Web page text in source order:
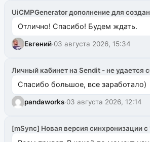
UiCMPGenerator дополнение для
Отлично! Спасибо! Будем ждать.
Евгений·03 августа 2026, 15:34
Личный кабинет на Sendit - не удается
Спасибо большое, все заработало)
pandaworks·03 августа 2026, 12:14
[mSync] Новая версия синхронизации с